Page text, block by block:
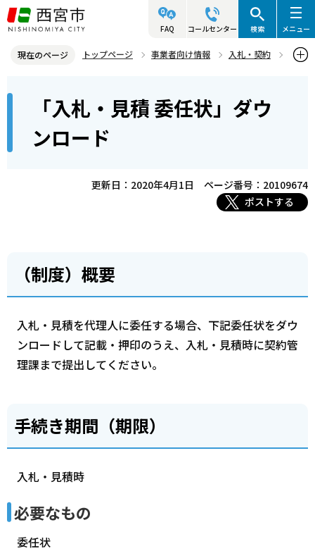
こ
の
ジ
頭
FAQ コールセンター 検索 メニュー
現在のページ トップページ 事業者向け情報
入札・契約
「入札・見積 委任状」ダウ
ンロード
更新日：2020年4月1日
ページ番号：20109674
ポストする
（制度）概要
入札・見積を代理人に委任する場合、下記委任状をダウ
ンロードして記載・押印のうえ、入札・見積時に契約管
理課まで提出してください。
手続き期間（期限）
入札・見積時
必要なもの
委任状